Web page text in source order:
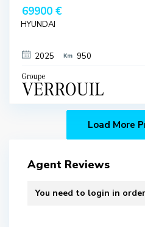
69900 €
HYUNDAI
2025 950
Agent Reviews
You need to login in